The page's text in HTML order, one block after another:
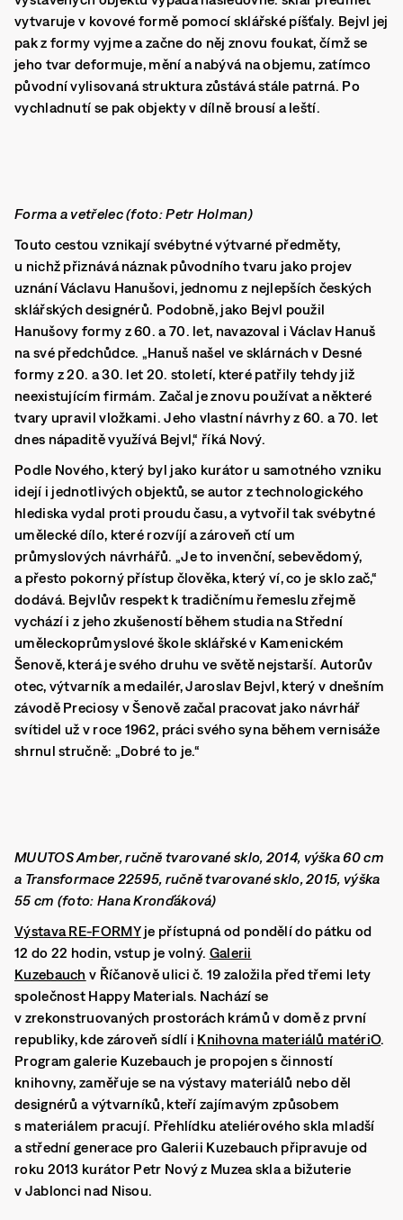
vytvaruje v kovové formě pomocí sklářské píšťaly. Bejvl jej
pak z formy vyjme a začne do něj znovu foukat, čímž se
jeho tvar deformuje, mění a nabývá na objemu, zatímco
původní vylisovaná struktura zůstává stále patrná. Po
vychladnutí se pak objekty v dílně brousí a leští.
Forma a vetřelec (foto: Petr Holman)
Touto cestou vznikají svébytné výtvarné předměty,
u nichž přiznává náznak původního tvaru jako projev
uznání Václavu Hanušovi, jednomu z nejlepších českých
sklářských designérů. Podobně, jako Bejvl použil
Hanušovy formy z 60. a 70. let, navazoval i Václav Hanuš
na své předchůdce. „Hanuš našel ve sklárnách v Desné
formy z 20. a 30. let 20. století, které patřily tehdy již
neexistujícím firmám. Začal je znovu používat a některé
tvary upravil vložkami. Jeho vlastní návrhy z 60. a 70. let
dnes nápaditě využívá Bejvl,“ říká Nový.
Podle Nového, který byl jako kurátor u samotného vzniku
idejí i jednotlivých objektů, se autor z technologického
hlediska vydal proti proudu času, a vytvořil tak svébytné
umělecké dílo, které rozvíjí a zároveň ctí um
průmyslových návrhářů. „Je to invenční, sebevědomý,
a přesto pokorný přístup člověka, který ví, co je sklo zač,“
dodává. Bejvlův respekt k tradičnímu řemeslu zřejmě
vychází i z jeho zkušeností během studia na Střední
uměleckoprůmyslové škole sklářské v Kamenickém
Šenově, která je svého druhu ve světě nejstarší. Autorův
otec, výtvarník a medailér, Jaroslav Bejvl, který v dnešním
závodě Preciosy v Šenově začal pracovat jako návrhář
svítidel už v roce 1962, práci svého syna během vernisáže
shrnul stručně: „Dobré to je.“
MUUTOS Amber, ručně tvarované sklo, 2014, výška 60 cm
a Transformace 22595, ručně tvarované sklo, 2015, výška
55 cm (foto: Hana Kronďáková)
Výstava RE-FORMYje přístupnáod pondělí do pátku od
12 do 22 hodin, vstup je volný. Galerii
Kuzebauch v Říčanově ulici č. 19 založila před třemi lety
společnost Happy Materials. Nachází se
v zrekonstruovaných prostorách krámů v domě z první
republiky, kde zároveň sídlí i Knihovna materiálů matériO.
Program galerie Kuzebauch je propojen s činností
knihovny, zaměřuje se na výstavy materiálů nebo děl
designérů a výtvarníků, kteří zajímavým způsobem
s materiálem pracují. Přehlídku ateliérového skla mladší
a střední generace pro Galerii Kuzebauch připravuje od
roku 2013 kurátor Petr Nový z Muzea skla a bižuterie
v Jablonci nad Nisou.